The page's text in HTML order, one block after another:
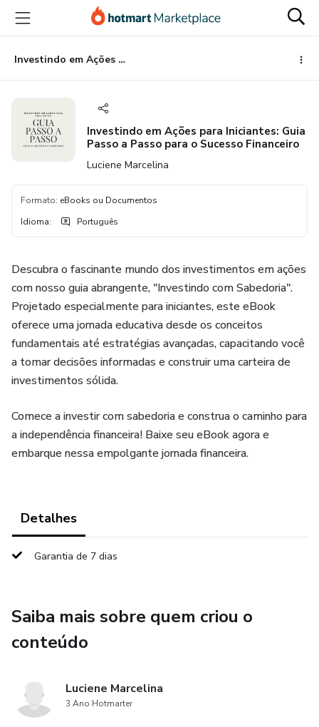
para
conteúdo
principal
para
pagamento
para
rodapé
Investindo em Ações para Iniciantes: Guia Passo a Passo para o Sucesso Financeiro
Investindo em Ações para Iniciantes: Guia
Passo a Passo para o Sucesso Financeiro
Luciene Marcelina
Formato: eBooks ou Documentos
Idioma: Português
Descubra o fascinante mundo dos investimentos em ações
com nosso guia abrangente, "Investindo com Sabedoria".
Projetado especialmente para iniciantes, este eBook
oferece uma jornada educativa desde os conceitos
fundamentais até estratégias avançadas, capacitando você
a tomar decisões informadas e construir uma carteira de
investimentos sólida.
Comece a investir com sabedoria e construa o caminho para
a independência financeira! Baixe seu eBook agora e
embarque nessa empolgante jornada financeira.
Detalhes
Garantia de 7 dias
Saiba mais sobre quem criou o
conteúdo
Luciene Marcelina
3 Ano Hotmarter